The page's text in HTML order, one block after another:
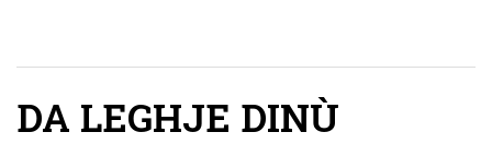
DA LEGHJE DINÙ